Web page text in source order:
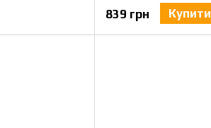
839 грн
Купити